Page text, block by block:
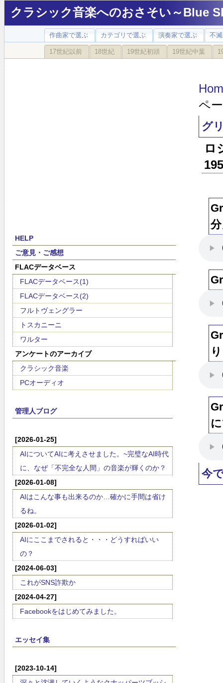
クラシック音楽へのおさそい～Blue
作曲家で選ぶ カテゴリで選ぶ 演奏家で選ぶ 不
17世紀以前 18世紀 19世紀初頭 19世紀中葉
HELP
ご意見・ご感想
FLACデータベース
FLACデータベース(1)
FLACデータベース(2)
フルトヴェングラー
トスカニーニ
ワルター
アンケートのアーカイブ
クラシック音楽
PCオーディオ
管理人ブログ
[2026-01-25]
AIについてAIに考えさせました。~完璧なAI時代
に、なぜ「不完全な人間」の音楽が輝くのか？
[2026-01-08]
AIはこんな事も出来るのか…確かに手間は省け
るね。
[2026-01-02]
AIにここまでされると・・・どうすればいい
の？
[2024-06-03]
これがSNS詐欺か
[2024-04-27]
Facebookをはじめてみました。
エッセイ集
[2023-10-14]
ペ
グ
ロ
今